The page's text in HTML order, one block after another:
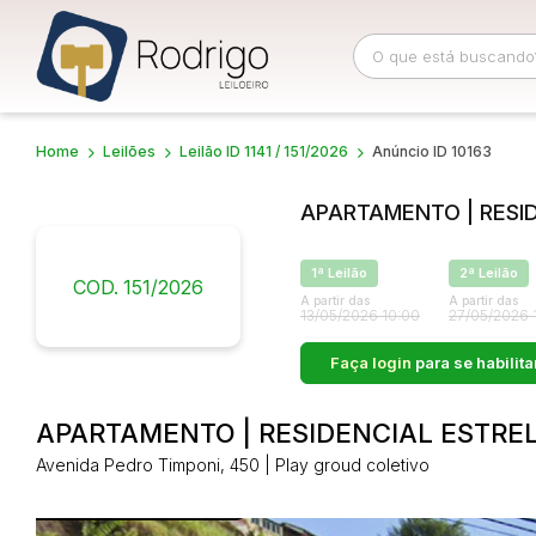
Busca por palavra-chave Categoria
Home Leilões Leilão ID 1141 / 151/2026 Anúncio ID 10163
COD. 151/2026
APARTAMENTO |
1ª Leilão
A partir das
13/05/2026 10:00
2ª Leilão
A partir das
27/05/2026
Faça login para se
APARTAMENTO | RESIDENCIAL
Avenida Pedro Timponi, 450 | Play groud coletivo